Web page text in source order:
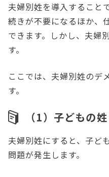
夫婦別姓を導入すること
続きが不要になるほか、
できます。しかし、夫婦
す。
ここでは、夫婦別姓のデ
す。
（1）子どもの姓
夫婦別姓にすると、子ど
問題が発生します。